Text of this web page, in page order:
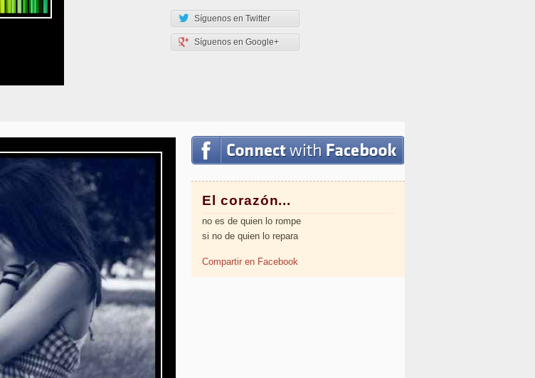
El corazón...
no es de quien lo rompe
si no de quien lo repara
Compartir en Facebook
Síguenos en Twitter
Síguenos en Google+